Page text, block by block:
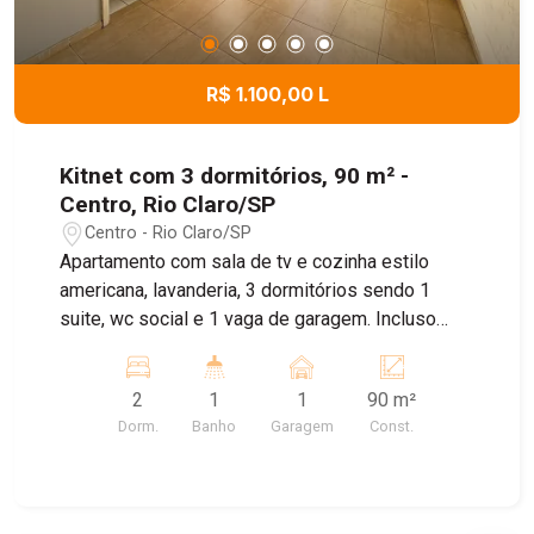
R$ 1.100,00 L
Kitnet com 3 dormitórios, 90 m² -
Centro, Rio Claro/SP
Centro - Rio Claro/SP
Apartamento com sala de tv e cozinha estilo
americana, lavanderia, 3 dormitórios sendo 1
suite, wc social e 1 vaga de garagem. Incluso
2
Dorm.
1
Banho
1
Garagem
90 m²
Const.